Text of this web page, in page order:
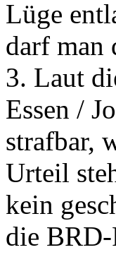
Lüge
darf man
3. Laut
Essen /
strafbar,
Urteil
kein
die